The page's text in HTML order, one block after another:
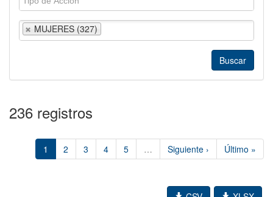
MUJERES (327)
236 registros
1 2 3 4 5 … Siguiente › Último »